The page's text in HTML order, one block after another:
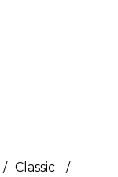
Classic